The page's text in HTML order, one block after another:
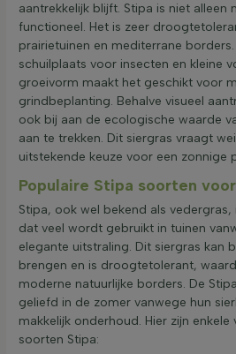
aantrekkelijk blijft. Stipa is niet alleen
functioneel. Het is zeer
prairietuinen en mediterrane
schuilplaats voor insecten en kleine
groeivorm maakt het geschikt voor
grindbeplanting. Behalve visueel
ook bij aan de ecologische waarde
aan te trekken. Dit siergras vraagt
uitstekende keuze voor een zonnige
Populaire Stipa soorten
Stipa, ook wel bekend als
dat veel wordt gebruikt in tuinen
elegante uitstraling. Dit siergras kan
brengen en is droogtetolerant,
moderne natuurlijke borders. De
geliefd in de zomer vanwege hun
makkelijk onderhoud. Hier zijn
soorten Stipa: